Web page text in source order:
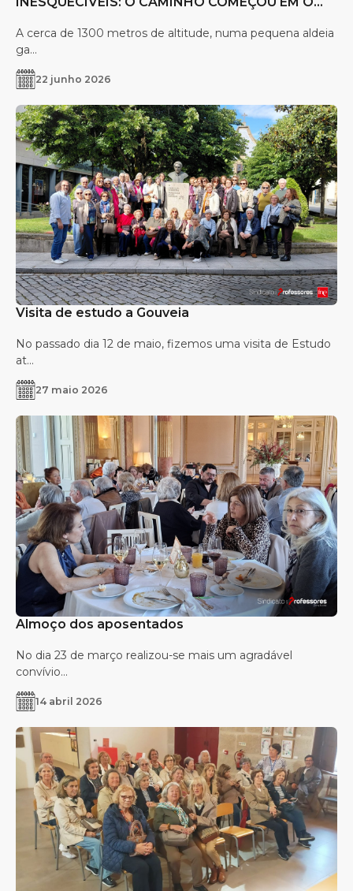
A cerca de 1300 metros de altitude, numa pequena aldeia
ga...
22 junho 2026
Visita de estudo a Gouveia
No passado dia 12 de maio, fizemos uma visita de Estudo
at...
27 maio 2026
Almoço dos aposentados
No dia 23 de março realizou-se mais um agradável
convívio...
14 abril 2026